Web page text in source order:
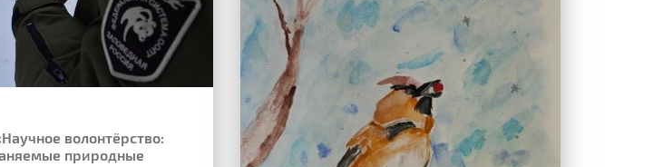
волонтёрство:
природные